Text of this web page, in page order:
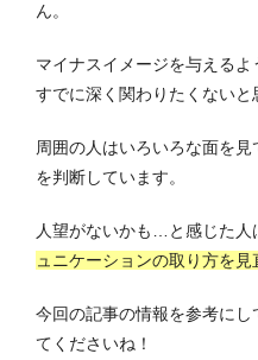
ん。
マイナスイメージを与えるよ
すでに深く関わりたくないと
周囲の人はいろいろな面を
を判断しています。
人望がないかも…と感じた人
ュニケーションの取り方を見
今回の記事の情報を参考に
てくださいね！